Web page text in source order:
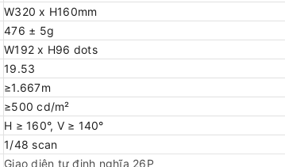
W320 x H160mm
476 ± 5g
W192 x H96 dots
19.53
≥1.667m
≥500 cd/m²
H ≥ 160°, V ≥ 140°
1/48 scan
Giao diện tự định nghĩa 26P